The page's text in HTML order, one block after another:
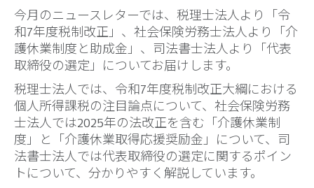
今月のニュースレターでは、税理士法人より「令
和7年度税制改正」、社会保険労務士法人より「介
護休業制度と助成金」、司法書士法人より「代表
取締役の選定」についてお届けします。
税理士法人では、令和7年度税制改正大綱における
個人所得課税の注目論点について、社会保険労務
士法人では2025年の法改正を含む「介護休業制
度」と「介護休業取得応援奨励金」について、司
法書士法人では代表取締役の選定に関するポイン
トについて、分かりやすく解説しています。